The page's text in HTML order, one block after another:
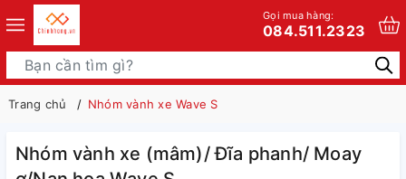
Gọi mua hàng:
084.511.2323
Trang chủ Nhóm vành xe Wave S
Nhóm vành xe (mâm)/ Đĩa phanh/ Moay